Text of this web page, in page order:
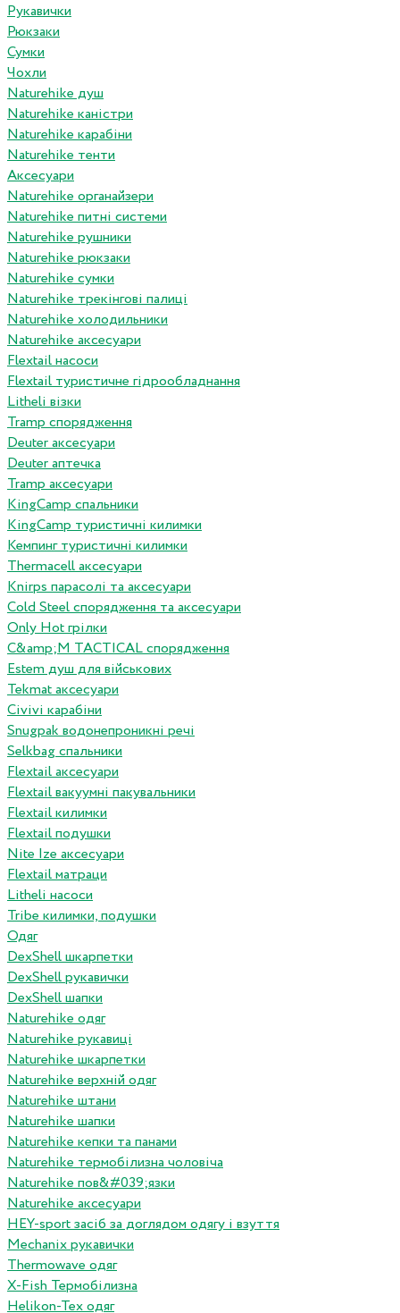
Рукавички
Рюкзаки
Сумки
Чохли
Naturehike душ
Naturehike каністри
Naturehike карабіни
Naturehike тенти
Аксесуари
Naturehike органайзери
Naturehike питні системи
Naturehike рушники
Naturehike рюкзаки
Naturehike сумки
Naturehike трекінгові палиці
Naturehike холодильники
Naturehike аксесуари
Flextail насоси
Flextail туристичне гідрообладнання
Litheli візки
Tramp спорядження
Deuter аксесуари
Deuter аптечка
Tramp аксесуари
KingCamp спальники
KingCamp туристичні килимки
Кемпинг туристичні килимки
Thermacell аксесуари
Knirps парасолі та аксесуари
Cold Steel спорядження та аксесуари
Only Hot грілки
C&amp;M TACTICAL спорядження
Estem душ для військових
Tekmat аксесуари
Сivivi карабіни
Snugpak водонепроникні речі
Selkbag спальники
Flextail аксесуари
Flextail вакуумні пакувальники
Flextail килимки
Flextail подушки
Nite Ize аксесуари
Flextail матраци
Litheli насоси
Tribe килимки, подушки
Одяг
DexShell шкарпетки
DexShell рукавички
DexShell шапки
Naturehike одяг
Naturehike рукавиці
Naturehike шкарпетки
Naturehike верхній одяг
Naturehike штани
Naturehike шапки
Naturehike кепки та панами
Naturehike термобілизна чоловіча
Naturehike пов&#039;язки
Naturehike аксесуари
HEY-sport засіб за доглядом одягу і взуття
Mechanix рукавички
Thermowave одяг
X-Fish Термобілизна
Helikon-Tex одяг